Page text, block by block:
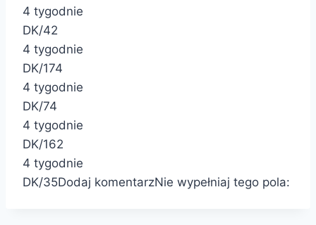
4 tygodnie
DK/42
4 tygodnie
DK/174
4 tygodnie
DK/74
4 tygodnie
DK/162
4 tygodnie
DK/35Dodaj komentarzNie wypełniaj tego pola: